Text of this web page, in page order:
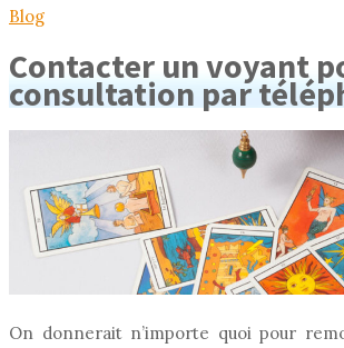
Blog
Contacter un voyant
consultation par
On donnerait n’importe quoi pour